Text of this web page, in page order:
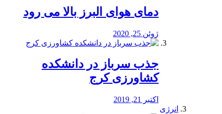
دمای هوای البرز بالا می رود
ژوئن 25, 2020
جذب سرباز در دانشکده
کشاورزی کرج
اکتبر 21, 2019
انرژی